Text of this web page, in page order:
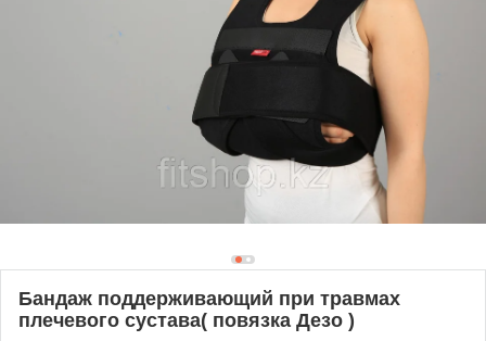
Бандаж поддерживающий при травмах
плечевого сустава( повязка Дезо )